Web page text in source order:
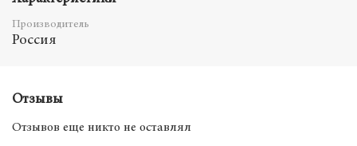
удобно.
Производитель
Россия
Отзывы
Отзывов еще никто не оставлял